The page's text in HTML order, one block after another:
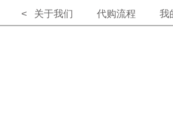
< 关于我们 代购流程 我